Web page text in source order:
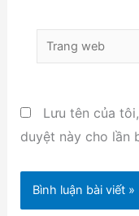
Trang
web
Lưu tên của
duyệt này cho lần